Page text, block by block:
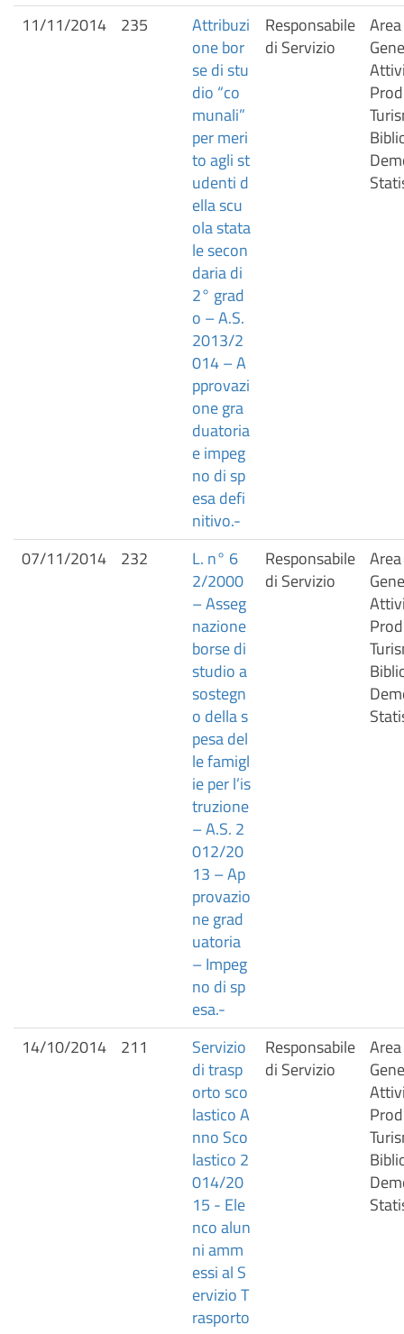
11/11/2014 235
Attribuzi
one bor
se di stu
dio “co
munali”
per meri
to agli st
udenti d
ella scu
ola stata
le secon
daria di
2° grad
o – A.S.
2013/2
014 – A
pprovazi
one gra
duatoria
e impeg
no di sp
esa defi
nitivo.-
Responsabile
di Servizio
07/11/2014 232
L. n° 6
2/2000
– Asseg
nazione
borse di
studio a
sostegn
o della s
pesa del
le famigl
ie per l’is
truzione
– A.S. 2
012/20
13 – Ap
provazio
ne grad
uatoria
– Impeg
no di sp
esa.-
Responsabile
di Servizio
14/10/2014 211
Servizio
di trasp
orto sco
lastico A
nno Sco
lastico 2
014/20
15 - Ele
nco alun
ni amm
essi al S
ervizio T
rasporto
Responsabile
di Servizio